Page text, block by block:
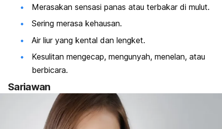
Merasakan sensasi panas atau terbakar di mulut.
Sering merasa kehausan.
Air liur yang kental dan lengket.
Kesulitan mengecap, mengunyah, menelan, atau
berbicara.
Sariawan